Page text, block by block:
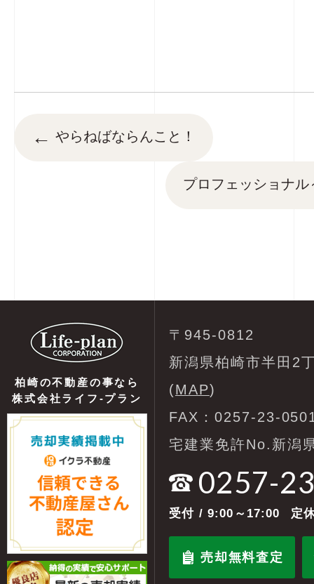
← やらねばならんこと！
プロフェッショナ
柏崎の不動産の事なら
株式会社ライフ-プラン
〒945-0812
新潟県柏崎市半田2
(MAP)
FAX：0257-23-
宅建業免許No.新潟
0257-
受付 / 9:00～17:00 定
売却無料査定